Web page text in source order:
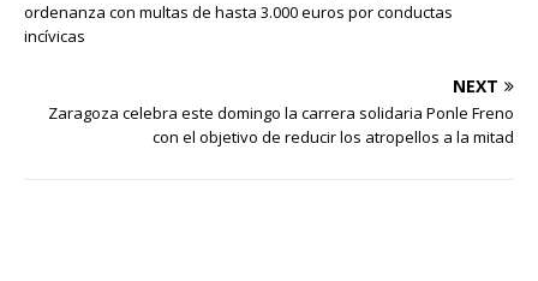
ordenanza con multas de hasta 3.000 euros por conductas
incívicas
NEXT
Zaragoza celebra este domingo la carrera solidaria Ponle Freno
con el objetivo de reducir los atropellos a la mitad